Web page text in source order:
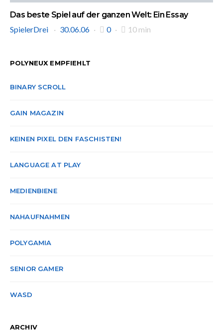
Das beste Spiel auf der ganzen Welt: Ein Essay
SpielerDrei
30.06.06 0 10 min
POLYNEUX EMPFIEHLT
BINARY SCROLL
GAIN MAGAZIN
KEINEN PIXEL DEN FASCHISTEN!
LANGUAGE AT PLAY
MEDIENBIENE
NAHAUFNAHMEN
POLYGAMIA
SENIOR GAMER
WASD
ARCHIV